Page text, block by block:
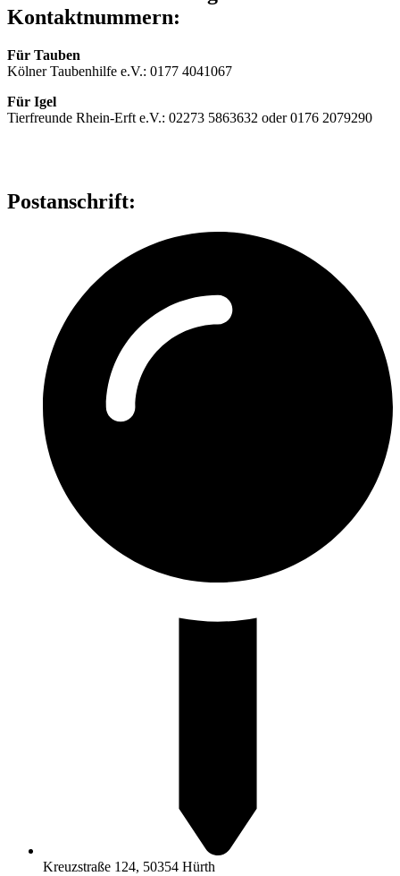
Kontaktnummern:
Für Tauben
Kölner Taubenhilfe e.V.: 0177 4041067
Für Igel
Tierfreunde Rhein-Erft e.V.: 02273 5863632 oder 0176 2079290
Postanschrift:
Kreuzstraße 124, 50354 Hürth